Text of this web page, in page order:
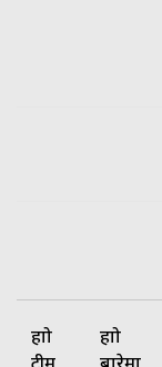
हाम्रो
हाम्रो